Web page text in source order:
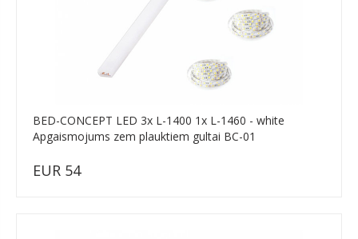
BED-CONCEPT LED 3x L-1400 1x L-1460 - white
Apgaismojums zem plauktiem gultai BC-01
EUR 54